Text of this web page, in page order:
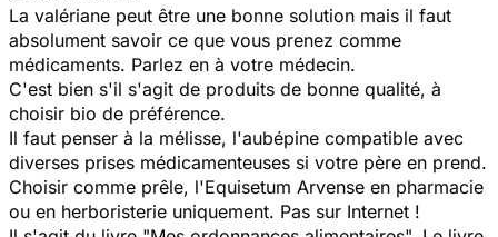
La valériane peut être une bonne solution mais il faut
absolument savoir ce que vous prenez comme
médicaments. Parlez en à votre médecin.
C'est bien s'il s'agit de produits de bonne qualité, à
choisir bio de préférence.
Il faut penser à la mélisse, l'aubépine compatible avec
diverses prises médicamenteuses si votre père en prend.
Choisir comme prêle, l'Equisetum Arvense en pharmacie
ou en herboristerie uniquement. Pas sur Internet !